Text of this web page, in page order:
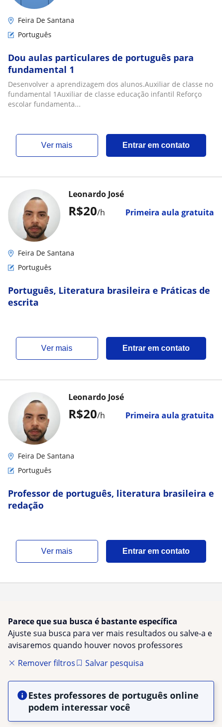
Feira De Santana
Português
Dou aulas particulares de português para
fundamental 1
Desenvolver a aprendizagem dos alunos.Auxiliar de classe no
fundamental 1Auxiliar de classe educação infantil Reforço
escolar fundamenta...
ver mais Entrar em contato
R$20/h Primeira aula gratuita
Leonardo José
Feira De Santana
Português
Português, Literatura brasileira e Práticas de
escrita
ver mais Entrar em contato
R$20/h Primeira aula gratuita
Leonardo José
Feira De Santana
Português
Professor de português, literatura brasileira e
redação
ver mais Entrar em contato
Parece que sua busca é bastante específica
Ajuste sua busca para ver mais resultados ou salve-a e
avisaremos quando houver novos professores
Remover filtros
Salvar pesquisa
Estes professores de português online
podem interessar você